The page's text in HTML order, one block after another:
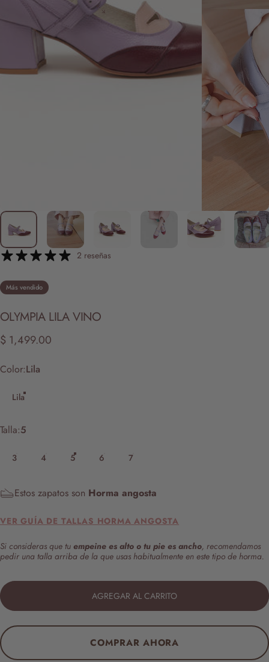
2 reseñas
Más vendido
OLYMPIA LILAVINO
$ 1,499.00
Color
Color:Lila
Lila
Talla
Talla:5
3 4 5 6 7
Estos zapatos son Horma angosta
VER GUÍA DE TALLAS HORMA ANGOSTA
Si consideras que tu empeine es alto o tu pie es ancho, recomendamos
pedir una talla arriba de la que usas habitualmente en este tipo de horma.
AGREGAR AL CARRITO
COMPRAR AHORA